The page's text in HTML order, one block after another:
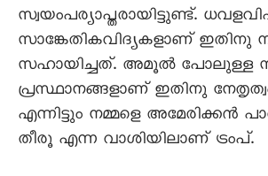
സ്വയംപര്യാപ്തരായിട്ടുണ്ട്.
സാങ്കേതികവിദ്യകളാണ് ഇതിനു
സഹായിച്ചത്. അമൂൽ
പ്രസ്ഥാനങ്ങളാണ് ഇതിനു
എന്നിട്ടും നമ്മളെ അമേരിക്കൻ
തീരൂ എന്ന വാശിയിലാണ് ട്രംപ്.